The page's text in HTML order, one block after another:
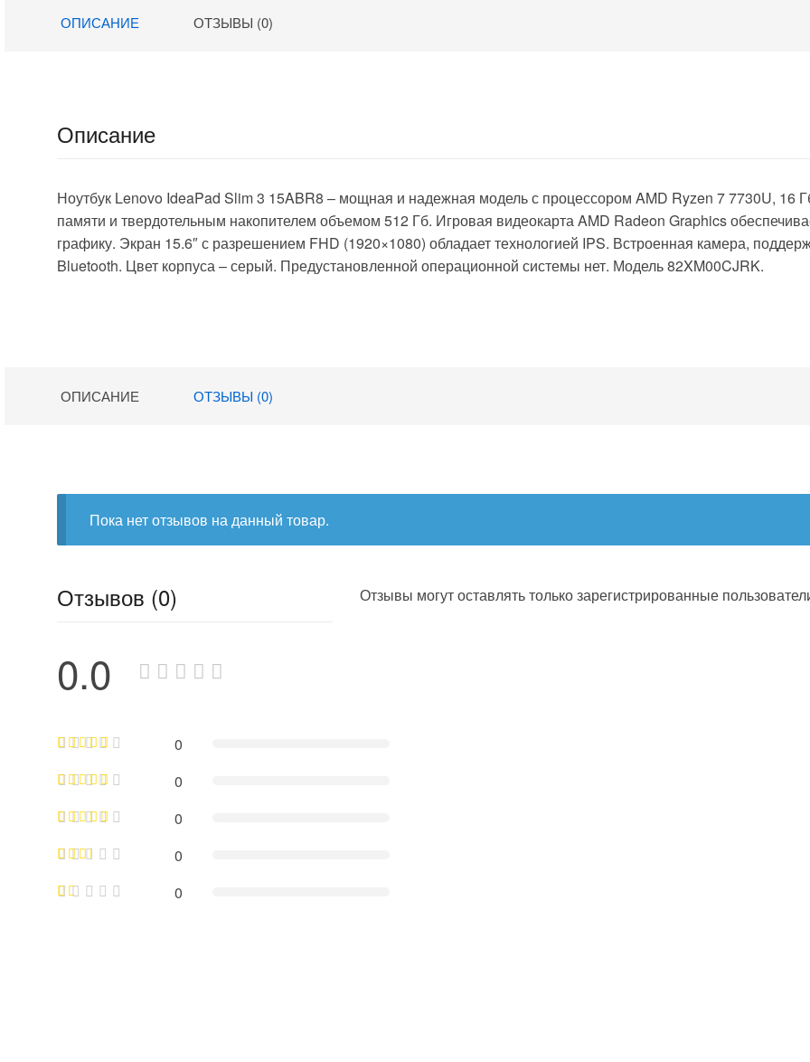
Radeon
black WiFi BT
Radeon
ОПИСАНИЕ ОТЗЫВЫ (0)
Описание
Ноутбук Lenovo IdeaPad Slim 3 15ABR8 – мощная и надежная модель с процессором AMD Ryzen 7 7730U, 16
памяти и твердотельным накопителем объемом 512 Гб. Игровая видеокарта AMD Radeon Graphics
графику. Экран 15.6″ с разрешением FHD (1920×1080) обладает технологией IPS. Встроенная камера,
Bluetooth. Цвет корпуса – серый. Предустановленной операционной системы нет. Модель 82XM00CJRK.
ОПИСАНИЕ ОТЗЫВЫ (0)
Пока нет отзывов на данный товар.
Отзывов (0)
0.0
0
0
0
0
0
Отзывы могут оставлять только зарегистрированные